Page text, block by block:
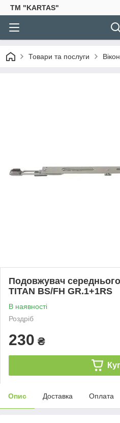
TM "KARTAS"
Товари та послуги
Подовжувач
TITAN BS/FH GR.1+1RS
В наявності
Роздріб
230 ₴
Опис Доставка Оплата